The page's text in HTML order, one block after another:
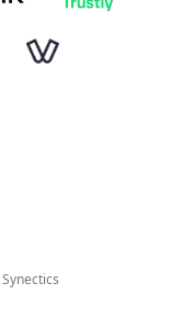
Synectics